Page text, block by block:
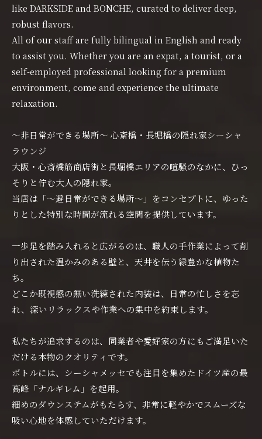
like DARKSIDE and BONCHE, curated to deliver deep,
robust flavors.
All of our staff are fully bilingual in English and ready
to assist you. Whether you are an expat, a tourist, or a
self-employed professional looking for a premium
environment, come and experience the ultimate
relaxation.
〜非日常ができる場所〜 心斎橋・長堀橋の隠れ家シーシャ
ラウンジ
大阪・心斎橋筋商店街と長堀橋エリアの喧騒のなかに、ひっ
そりと佇む大人の隠れ家。
当店は「〜避日常ができる場所〜」をコンセプトに、ゆった
りとした特別な時間が流れる空間を提供しています。
一歩足を踏み入れると広がるのは、職人の手作業によって削
り出された温かみのある壁と、天井を伝う緑豊かな植物た
ち。
どこか既視感の無い洗練された内装は、日常の忙しさを忘
れ、深いリラックスや作業への集中を約束します。
私たちが追求するのは、同業者や愛好家の方にもご満足いた
だける本物のクオリティです。
ボトルには、シーシャメッセでも注目を集めたドイツ産の最
高峰「ナルギレム」を起用。
細めのダウンステムがもたらす、非常に軽やかでスムーズな
吸い心地を体感していただけます。